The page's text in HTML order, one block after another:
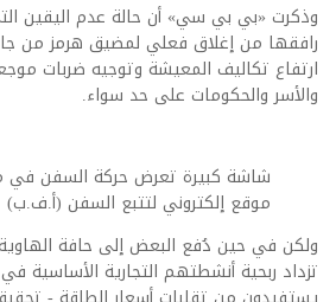
وذكرت «بي بي سي» أن حالة عدم اليقين
رافقها من إغلاق فعلي لمضيق هرمز من
ارتفاع تكاليف المعيشة وتوجيه ضربات
والأسر والحكومات على حد سواء.
شاشة كبيرة تعرض حركة السفن
موقع إلكتروني لتتبع السفن (أ.ف.ب)
ولكن في حين دُفع البعض إلى حافة
تزداد ربحية أنشطتهم التجارية الأساسية